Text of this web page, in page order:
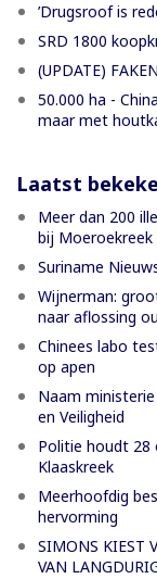
’Drugsroof is
SRD 1800
(UPDATE)
50.000 ha -
maar met
Laatst
Meer dan 200
bij Moeroekreek
Suriname
Wijnerman:
naar aflossing
Chinees labo
op apen
Naam
en Veiligheid
Politie houdt 28
Klaaskreek
Meerhoofdig
hervorming
SIMONS KIEST
VAN